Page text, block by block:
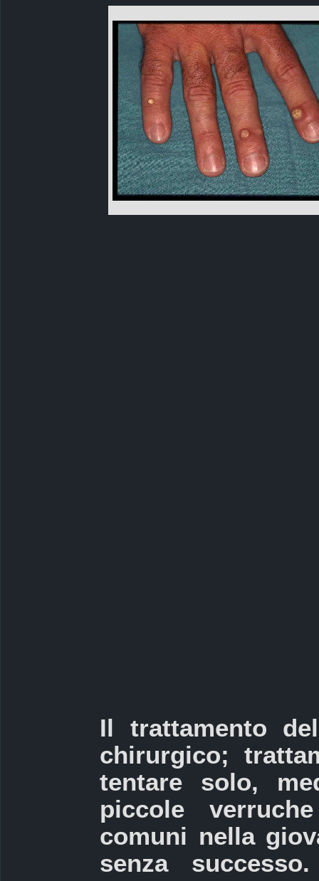
Il trattamento
chirurgico;
tentare solo,
piccole
comuni nella
senza